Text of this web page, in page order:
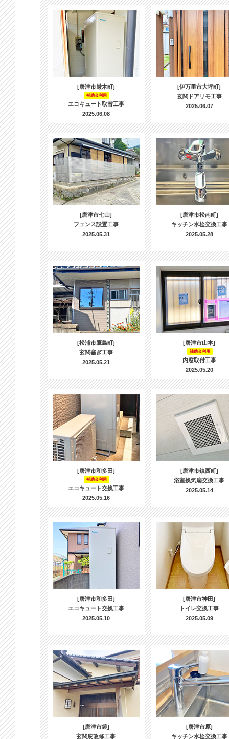
[唐津市厳木町]
補助金利用
エコキュート取替工事
2025.06.08
[伊万里市大坪町]
玄関ドアリモ工事
2025.06.07
[唐津市七山]
フェンス設置工事
2025.05.31
[唐津市松南町]
キッチン水栓交換工事
2025.05.28
[松浦市鷹島町]
玄関塞ぎ工事
2025.05.21
[唐津市山本]
補助金利用
内窓取付工事
2025.05.20
[唐津市和多田]
補助金利用
エコキュート交換工事
2025.05.16
[唐津市鎮西町]
浴室換気扇交換工事
2025.05.14
[唐津市和多田]
エコキュート交換工事
2025.05.10
[唐津市神田]
トイレ交換工事
2025.05.09
[唐津市鏡]
玄関庇改修工事
[唐津市原]
キッチン水栓交換工事